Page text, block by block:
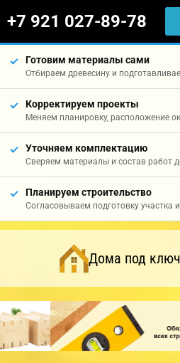
+7 921 027-89-78
Готовим материалы сами
Отбираем древесину и
Корректируем проекты
Меняем планировку, расположение
Уточняем комплектацию
Сверяем материалы и состав работ
Планируем строительство
Согласовываем подготовку участка
Дома под